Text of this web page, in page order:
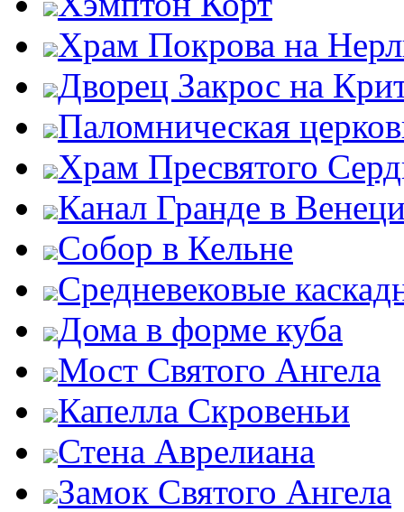
Храм Покрова на
Дворец Закрос на
Паломническая
Храм Пресвятого
Канал Гранде в
Собор в Кельне
Средневековые
Дома в форме куба
Мост Святого Ангела
Капелла Скровеньи
Стена Аврелиана
Замок Святого Ангела